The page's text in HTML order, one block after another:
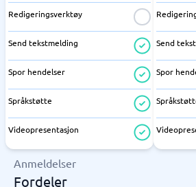
Redigeringsverktøy
Send tekstmelding
Spor hendelser
Språkstøtte
Videopresentasjon
Send
Spor
Anmeldelser
Fordeler